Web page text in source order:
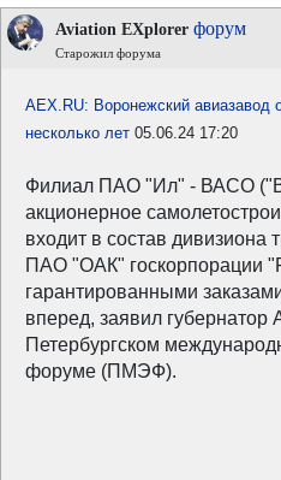
Aviation EXplorer форум
Старожил форума
AEX.RU: Воронежский авиазавод
несколько лет 05.06.24 17:20
Филиал ПАО "Ил" - ВАСО
акционерное
входит в состав дивизиона
ПАО "ОАК" госкорпорации
гарантированными
вперед, заявил губернатор
Петербургском
форуме (ПМЭФ).